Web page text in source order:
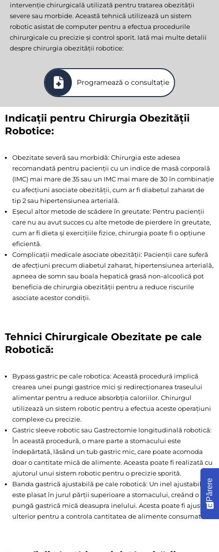
intervenție chirurgicală utilizată pentru tratarea obezității
severe sau morbide. Această tehnică utilizează un sistem
robotic asistat de computer pentru a efectua procedurile
chirurgicale cu precizie și control sporit. Iată mai multe detalii
despre chirurgia obezității robotice:
Programează o consultație
Indicații pentru Chirurgia Obezității
Robotice:
Obezitate severă sau morbidă: Chirurgia este adesea
recomandată pentru pacienții cu un indice de masă corporală
(IMC) mai mare de 35 sau un IMC mai mare de 30 în combinație
cu afecțiuni asociate obezității, cum ar fi diabetul zaharat de
tip 2 sau hipertensiunea arterială.
Eșecul altor metode de scădere în greutate: Pentru pacienții
care nu au avut succes cu alte metode de pierdere în greutate,
cum ar fi dieta și exercițiile fizice, chirurgia poate fi o opțiune
eficientă.
Complicații medicale asociate obezității: Pacienții care suferă
de afecțiuni precum diabetul zaharat, hipertensiunea arterială,
apneea de somn sau boala hepatică grasă non-alcoolică pot
beneficia de chirurgia obezității pentru a reduce riscurile
asociate acestor condiții.
Tehnici Chirurgicale Obezitate pe cale
Robotică:
Bypass gastric pe cale robotica: Această procedură implică
crearea unei pungi gastrice mici și redirecționarea traseului
alimentar pentru a reduce absorbția caloriilor. Chirurgul
utilizează un sistem robotic pentru a efectua aceste operațiuni
complexe cu precizie.
Gastric sleeve robotic sau Gastrectomie longitudinală robotică:
În această procedură, o mare parte a stomacului este
îndepărtată, lăsând un tub gastric mic, care poate acomoda
doar o cantitate mică de alimente. Aceasta poate fi realizată cu
ajutorul unui sistem robotic pentru o precizie sporită.
Banda gastrică ajustabilă pe cale robotică: Un inel ajustabil
este plasat în jurul părții superioare a stomacului, creând o
pungă gastrică mică deasupra inelului. Acesta poate fi ajustat
ulterior pentru a controla cantitatea de alimente consumate.
Părere